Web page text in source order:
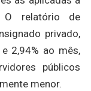
O relatório de
privado,
2,94% ao mês,
públicos
menor.